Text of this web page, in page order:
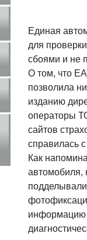
Единая
для
сбоями и не
О том, что
позволила
изданию
операторы
сайтов
справилась
Как
автомобиля,
информацию